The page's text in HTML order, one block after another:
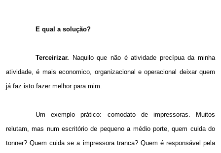
E qual a solução?
Terceirizar.
Naquilo que não é atividade precípua da minha
atividade, é mais economico, organizacional e operacional deixar quem
já faz isto fazer melhor para mim.
Um exemplo prático: comodato de impressoras. Muitos
relutam, mas num escritório de pequeno a médio porte, quem cuida do
tonner? Quem cuida se a impressora tranca? Quem é responsável pela